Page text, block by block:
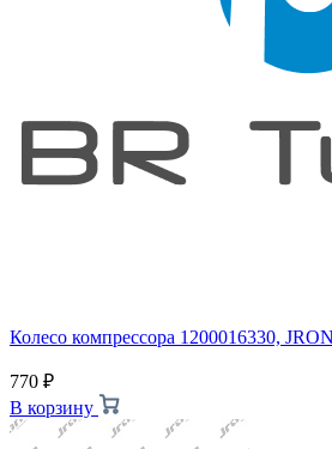
Колесо компрессора 1200016330,
770 ₽
В корзину